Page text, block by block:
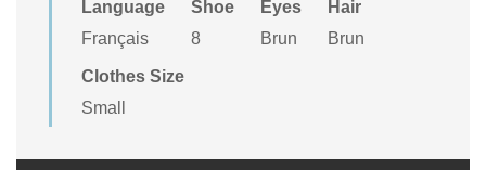
Language
Français
Shoe
8
Eyes
Brun
Hair
Brun
Clothes Size
Small